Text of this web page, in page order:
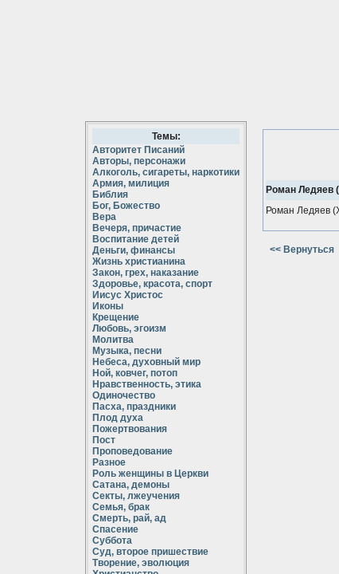
Темы:
Авторитет Писаний
Авторы, персонажи
Алкоголь, сигареты, наркотики
Армия, милиция
Библия
Бог, Божество
Вера
Вечеря, причастие
Воспитание детей
Деньги, финансы
Жизнь христианина
Закон, грех, наказание
Здоровье, красота, спорт
Иисус Христос
Иконы
Крещение
Любовь, эгоизм
Молитва
Музыка, песни
Небеса, духовный мир
Ной, ковчег, потоп
Нравственность, этика
Одиночество
Пасха, праздники
Плод духа
Пожертвования
Пост
Проповедование
Разное
Роль женщины в Церкви
Сатана, демоны
Секты, лжеучения
Семья, брак
Смерть, рай, ад
Спасение
Суббота
Суд, второе пришествие
Творение, эволюция
Роман Ледяев
Роман Ледяев
<< Вернуться